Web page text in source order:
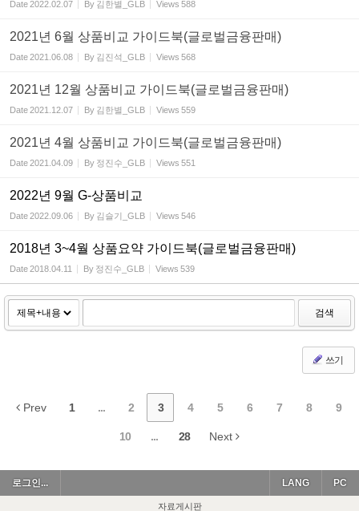
Date2022.02.07 By 김한별_GLB Views 588
2021년 6월 상품비교 가이드북(글로벌금융판매)
Date2021.06.08 By 김진석_GLB Views 568
2021년 12월 상품비교 가이드북(글로벌금융판매)
Date2021.12.07 By 김한별_GLB Views 559
2021년 4월 상품비교 가이드북(글로벌금융판매)
Date2021.04.09 By 정진수_GLB Views 551
2022년 9월 G-상품비교
Date2022.09.06 By 김슬기_GLB Views 546
2018년 3~4월 상품요약 가이드북(글로벌금융판매)
Date2018.04.11 By 정진수_GLB Views 539
검색
쓰기
Prev 1 ... 2 3 4 5 6 7 8 9
10 ... 28 Next
로그인... PC
LANG
자료게시판